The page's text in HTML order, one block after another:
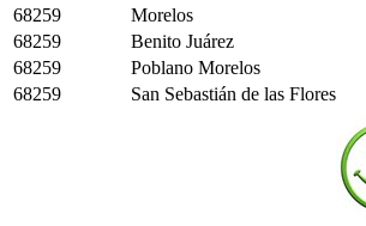
68259
Morelos
68259
Benito Juárez
68259
Poblano Morelos
68259
San Sebastián de las Flores